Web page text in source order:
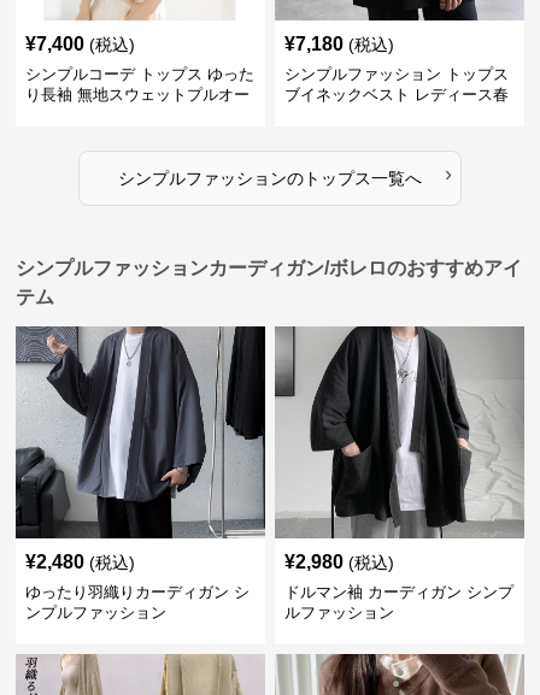
¥7,400 (税込)
シンプルコーデ トップス ゆった
り長袖 無地スウェットプルオー
¥7,180 (税込)
シンプルファッション トップス
ブイネックベスト レディース春
シンプルファッションのトップス一覧へ ›
シンプルファッションカーディガン/ボレロのおすすめアイ
テム
¥2,480 (税込)
ゆったり羽織りカーディガン シ
ンプルファッション
¥2,980 (税込)
ドルマン袖 カーディガン シンプ
ルファッション